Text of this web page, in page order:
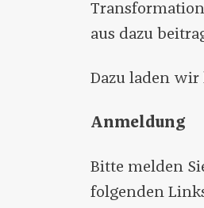
aus dazu
Dazu laden wir
Anmeldung
Bitte melden
folgenden